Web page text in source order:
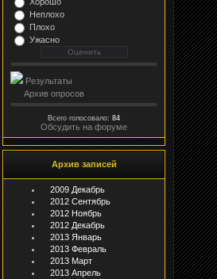
Неплохо
Плохо
Ужасно
Результаты
Архив опросов
Всего голосовало: 84
Обсудить на форуме
Архив записей
2009 Декабрь
2012 Сентябрь
2012 Ноябрь
2012 Декабрь
2013 Январь
2013 Февраль
2013 Март
2013 Апрель